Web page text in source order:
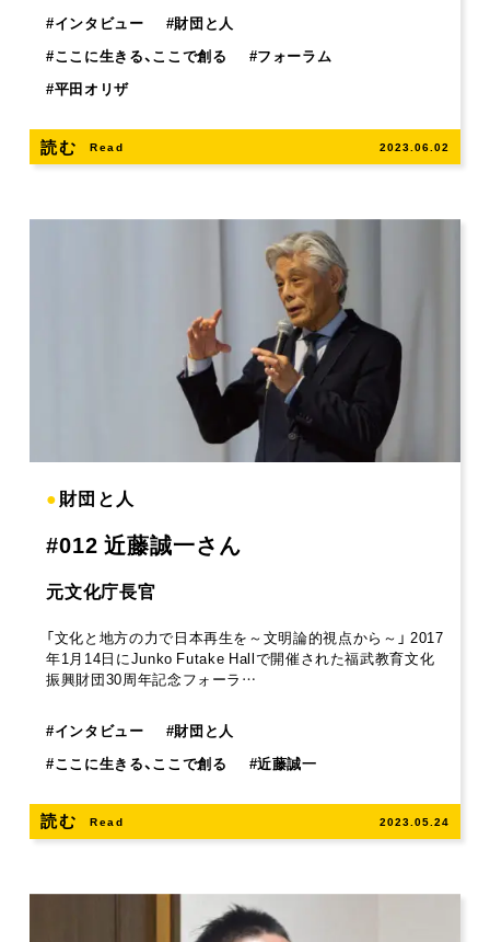
#インタビュー #財団と人
#ここに生きる、ここで創る #フォーラム
#平田オリザ
読む Read 2023.06.02
●財団と人
#012 近藤誠一さん
元文化庁長官
「文化と地方の力で日本再生を～文明論的視点から～」 2017
年1月14日にJunko Futake Hallで開催された福武教育文化
振興財団30周年記念フォーラ…
#インタビュー #財団と人
#ここに生きる、ここで創る #近藤誠一
読む Read 2023.05.24